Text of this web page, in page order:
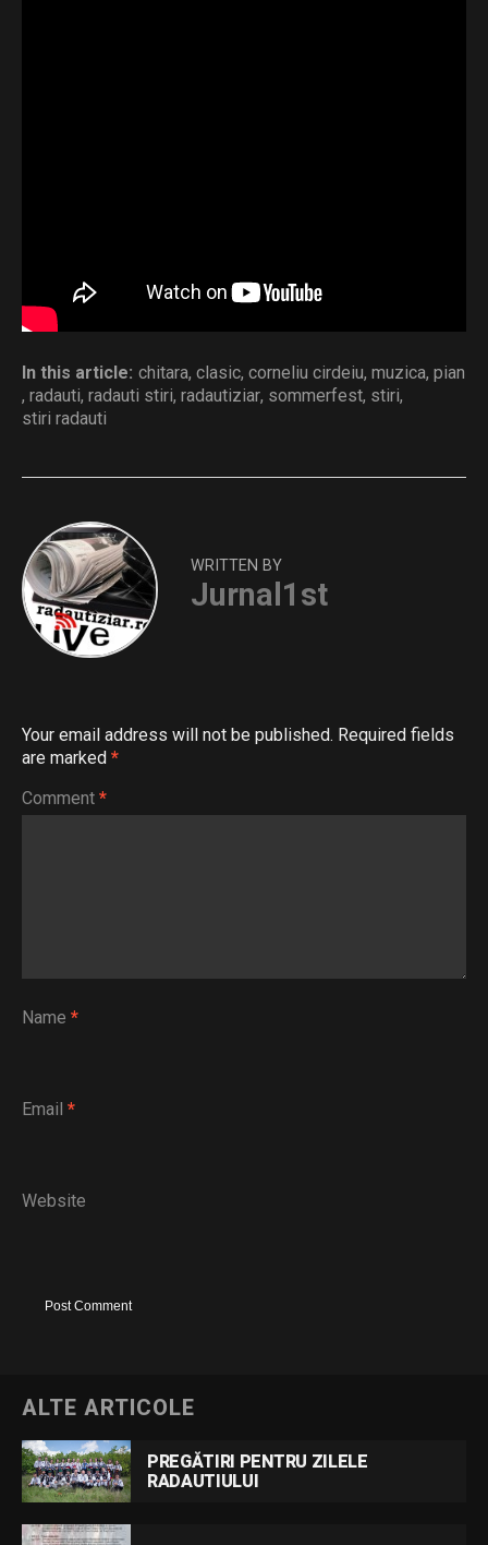
In this article: chitara, clasic, corneliu cirdeiu, muzica, pian
, radauti, radauti stiri, radautiziar, sommerfest, stiri,
stiri radauti
WRITTEN BY
Jurnal1st
Your email address will not be published. Required fields
are marked *
Comment *
Name *
Email *
Website
ALTE ARTICOLE
PREGĂTIRI PENTRU ZILELE
RADAUTIULUI